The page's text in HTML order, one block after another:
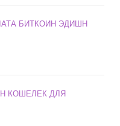
БИТКОИН ЭДИШН
КОШЕЛЕК ДЛЯ